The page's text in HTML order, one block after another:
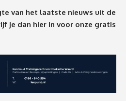
van het laatste nieuws uit de
je dan hier in voor onze gratis